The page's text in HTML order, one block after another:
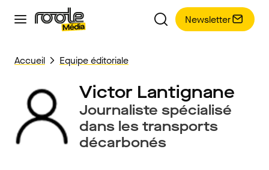
Newsletter
Accueil Equipe éditoriale
Victor Lantignane
Journaliste spécialisé
dans les transports
décarbonés